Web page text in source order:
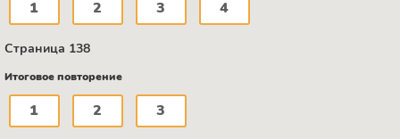
1 2 3 4
Страница 138
Итоговое повторение
1 2 3